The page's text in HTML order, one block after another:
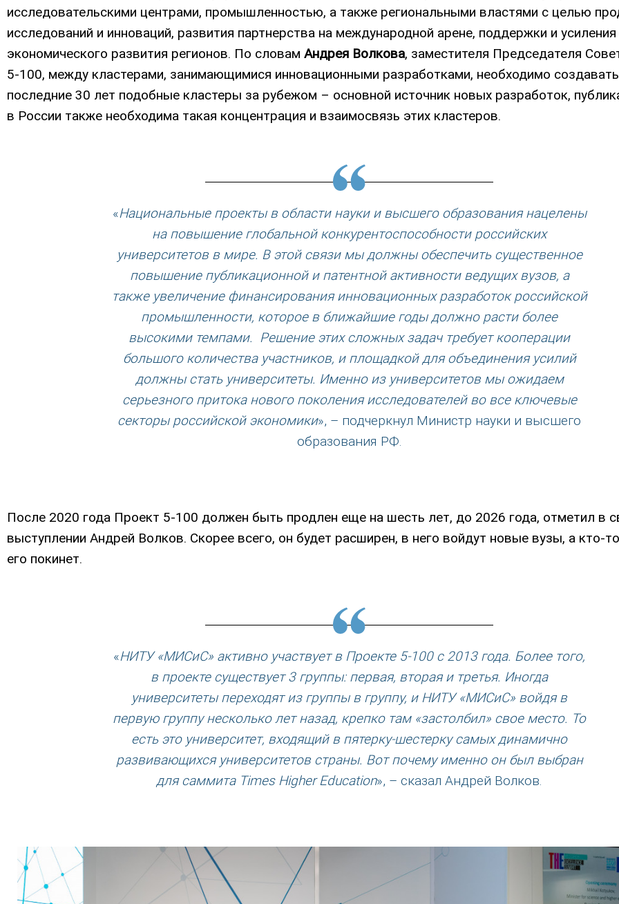
исследовательскими центрами, промышленностью, а также региональными властями с целью
исследований и инноваций, развития партнерства на международной арене, поддержки и
экономического развития регионов. По словам Андрея Волкова, заместителя Председателя
5-100, между кластерами, занимающимися инновационными разработками, необходимо
последние 30 лет подобные кластеры за рубежом – основной источник новых разработок,
в России также необходима такая концентрация и взаимосвязь этих кластеров.
«Национальные проекты в области науки и высшего образования нацелены
на повышение глобальной конкурентоспособности российских
университетов в мире. В этой связи мы должны обеспечить существенное
повышение публикационной и патентной активности ведущих вузов, а
также увеличение финансирования инновационных разработок российской
промышленности, которое в ближайшие годы должно расти более
высокими темпами. Решение этих сложных задач требует кооперации
большого количества участников, и площадкой для объединения усилий
должны стать университеты. Именно из университетов мы ожидаем
серьезного притока нового поколения исследователей во все ключевые
секторы российской экономики», – подчеркнул Министр науки и высшего
образования РФ.
После 2020 года Проект 5-100 должен быть продлен еще на шесть лет, до 2026 года, отметил в
выступлении Андрей Волков. Скорее всего, он будет расширен, в него войдут новые вузы, а кто-
его покинет.
«НИТУ «МИСиС» активно участвует в Проекте 5-100 с 2013 года. Более того,
в проекте существует 3 группы: первая, вторая и третья. Иногда
университеты переходят из группы в группу, и НИТУ «МИСиС» войдя в
первую группу несколько лет назад, крепко там «застолбил» свое место. То
есть это университет, входящий в пятерку-шестерку самых динамично
развивающихся университетов страны. Вот почему именно он был выбран
для саммита Times Higher Education», – сказал Андрей Волков.